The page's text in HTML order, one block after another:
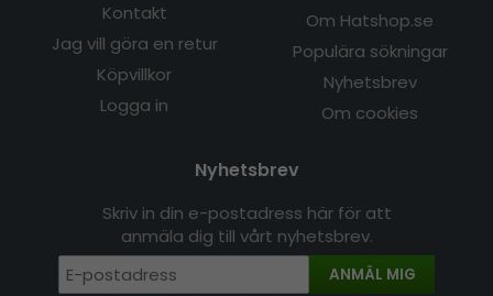
Kontakt
Jag vill göra en retur
Köpvillkor
Logga in
Om Hatshop.se
Populära sökningar
Nyhetsbrev
Om cookies
Nyhetsbrev
Skriv in din e-postadress här för att
anmäla dig till vårt nyhetsbrev.
ANMÄL MIG